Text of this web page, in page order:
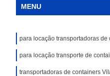
MENU
para locação transportadoras de
para locação transporte de
transportadoras de containers